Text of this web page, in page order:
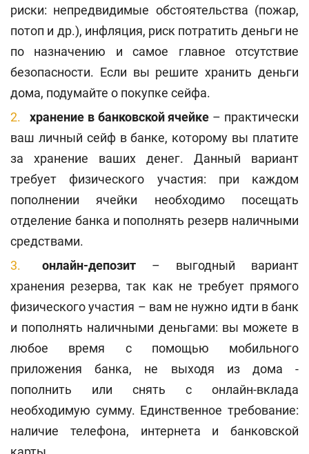
риски: непредвидимые обстоятельства (пожар,
потоп и др.), инфляция, риск потратить деньги не
по назначению и самое главное отсутствие
безопасности. Если вы решите хранить деньги
дома, подумайте о покупке сейфа.
хранение в банковской ячейке – практически
ваш личный сейф в банке, которому вы платите
за хранение ваших денег. Данный вариант
требует физического участия: при каждом
пополнении ячейки необходимо посещать
отделение банка и пополнять резерв наличными
средствами.
онлайн-депозит – выгодный вариант
хранения резерва, так как не требует прямого
физического участия – вам не нужно идти в банк
и пополнять наличными деньгами: вы можете в
любое время с помощью мобильного
приложения банка, не выходя из дома -
пополнить или снять с онлайн-вклада
необходимую сумму. Единственное требование:
наличие телефона, интернета и банковской